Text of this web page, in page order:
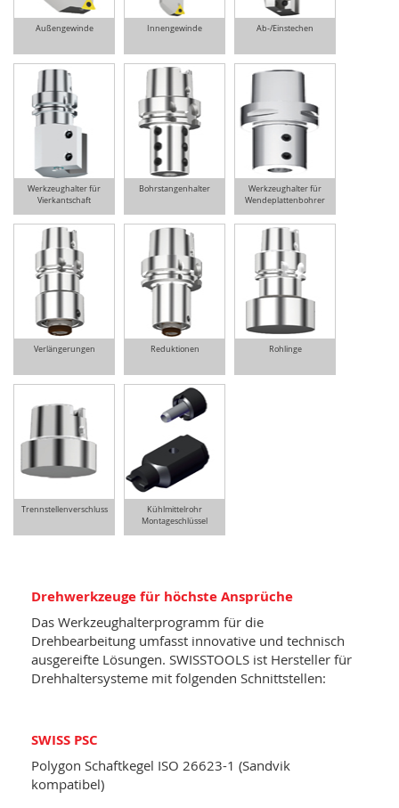
Außengewinde Innengewinde Ab-/Einstechen
Werkzeughalter für
Vierkantschaft
Bohrstangenhalter
Werkzeughalter für
Wendeplattenbohrer
Verlängerungen Reduktionen Rohlinge
Trennstellenverschluss
Kühlmittelrohr
Montageschlüssel
Drehwerkzeuge für höchste Ansprüche
Das Werkzeughalterprogramm für die
Drehbearbeitung umfasst innovative und technisch
ausgereifte Lösungen. SWISSTOOLS ist Hersteller für
Drehhaltersysteme mit folgenden Schnittstellen:
SWISS PSC
Polygon Schaftkegel ISO 26623-1 (Sandvik
kompatibel)